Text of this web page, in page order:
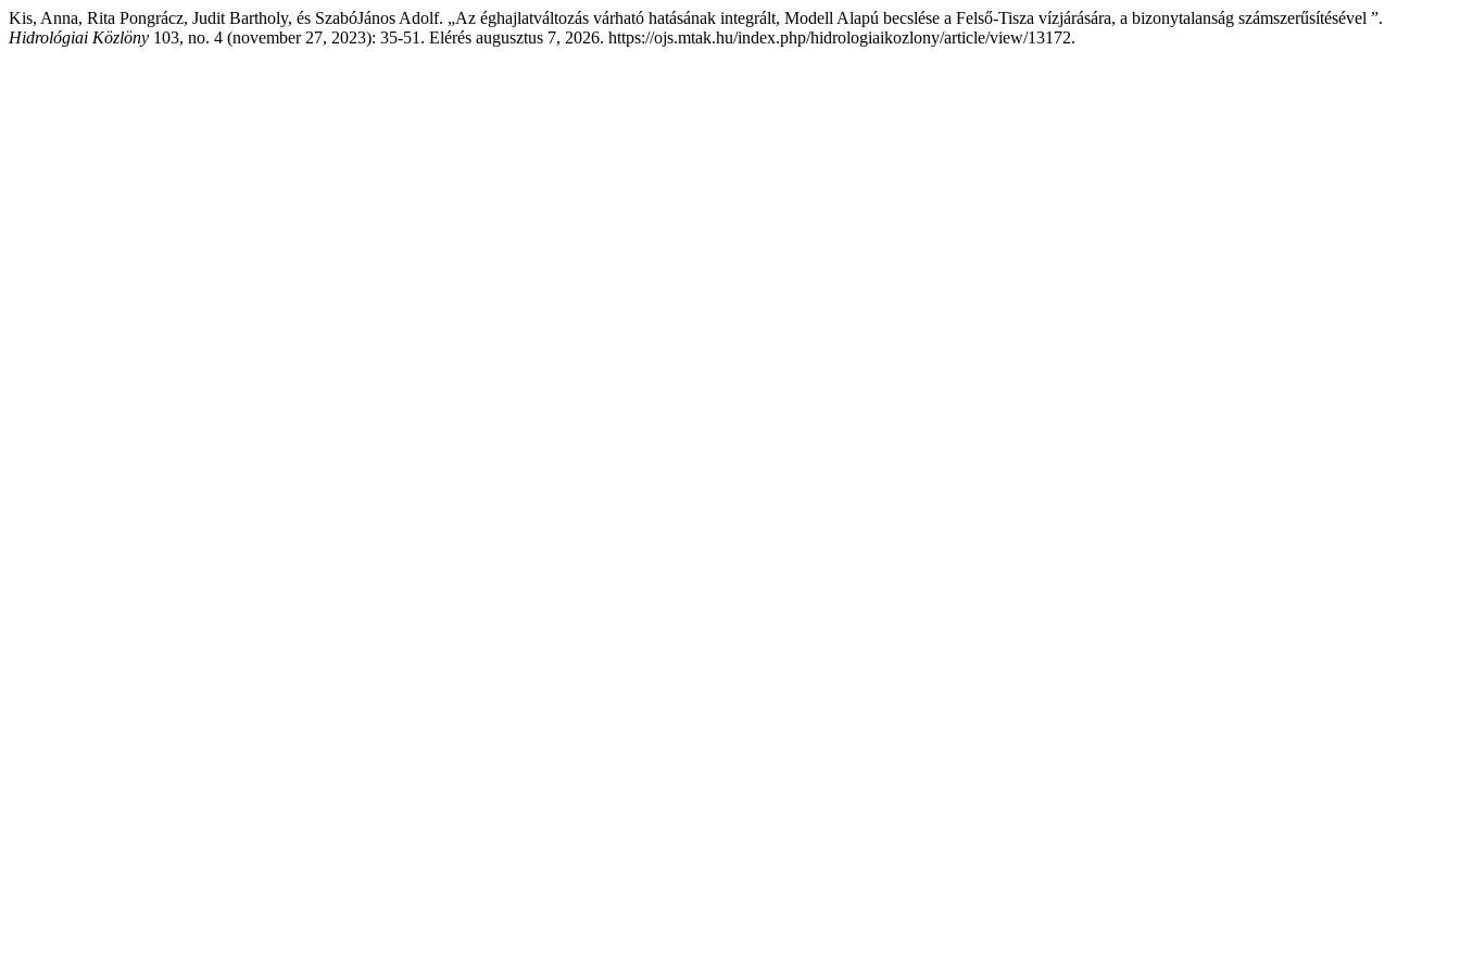
Kis, Anna, Rita Pongrácz, Judit Bartholy, és SzabóJános Adolf. „Az éghajlatváltozás várható hatásának integrált, Modell Alapú becslése a Felső-Tisza vízjárására, a bizonytalanság számszerűsítésével ”.
Hidrológiai Közlöny 103, no. 4 (november 27, 2023): 35-51. Elérés augusztus 7, 2026. https://ojs.mtak.hu/index.php/hidrologiaikozlony/article/view/13172.